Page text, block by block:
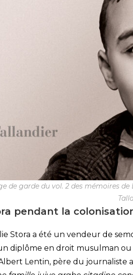
de garde du vol. 2 des mémoires
pendant la
Stora a été un vendeur de
diplôme en droit musulman ou
Lentin, père du journaliste